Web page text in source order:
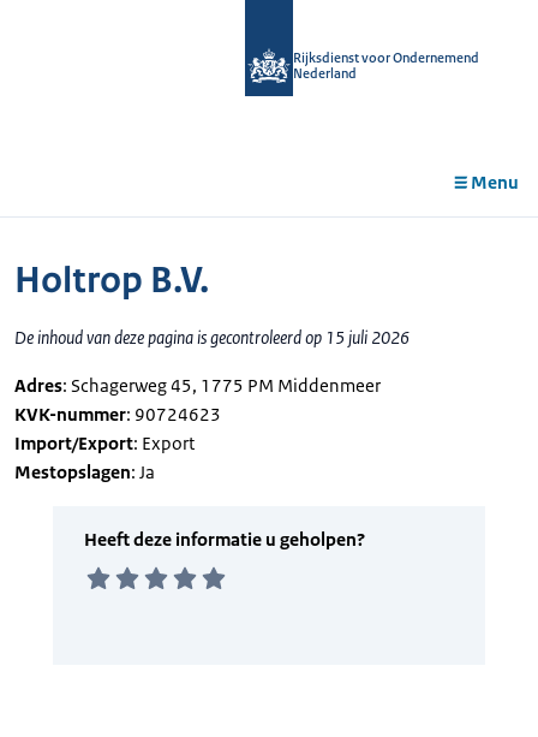
Rijksdienst voor Ondernemend
Nederland
Menu
Holtrop B.V.
De inhoud van deze pagina is gecontroleerd op 15 juli 2026
Adres: Schagerweg 45, 1775 PM Middenmeer
KVK-nummer: 90724623
Import/Export: Export
Mestopslagen: Ja